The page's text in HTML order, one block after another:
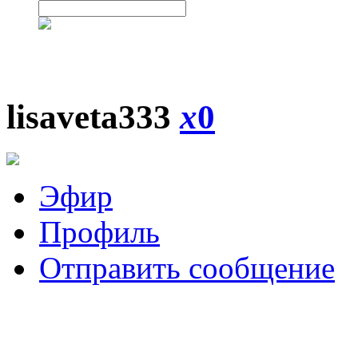
lisaveta333x0
Эфир
Профиль
Отправить сообщение